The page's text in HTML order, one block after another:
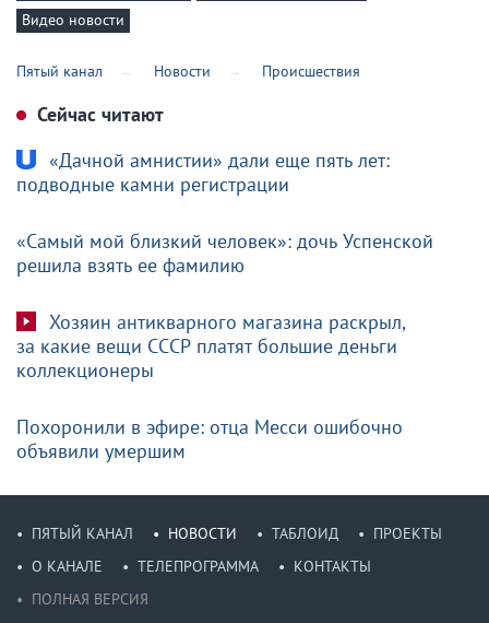
Видео новости
Пятый канал Новости Происшествия
Сейчас читают
«Дачной амнистии» дали еще пять лет:
подводные камни регистрации
«Самый мой близкий человек»: дочь Успенской
решила взять ее фамилию
Хозяин антикварного магазина раскрыл,
за какие вещи СССР платят большие деньги
коллекционеры
Похоронили в эфире: отца Месси ошибочно
объявили умершим
ПЯТЫЙ КАНАЛ НОВОСТИ ТАБЛОИД
ПРОЕКТЫ
О КАНАЛЕ
ТЕЛЕПРОГРАММА
КОНТАКТЫ
ПОЛНАЯ ВЕРСИЯ